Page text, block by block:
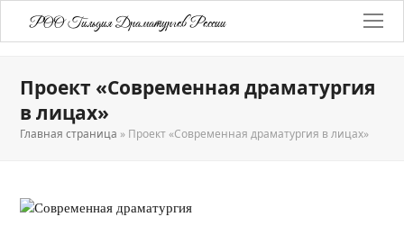
РОО Гильдия Драматургов России
Проект «Современная драматургия
в лицах»
Главная страница » Проект «Современная драматургия в лицах»